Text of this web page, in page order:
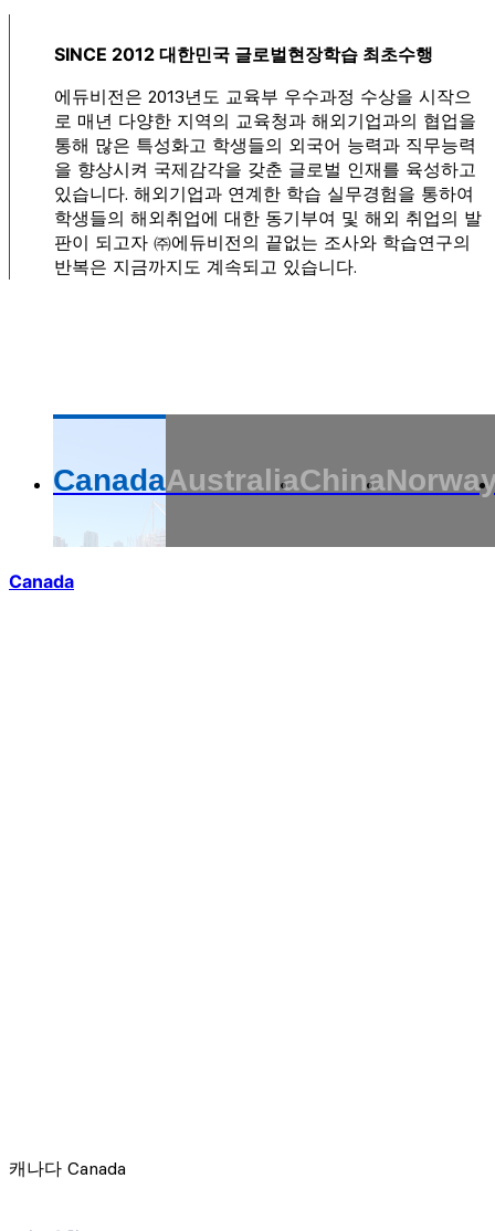
SINCE 2012 대한민국 글로벌현장학습 최초수행
에듀비전은 2013년도 교육부 우수과정 수상을 시작으
로 매년 다양한 지역의 교육청과 해외기업과의 협업을
통해 많은 특성화고 학생들의 외국어 능력과 직무능력
을 향상시켜 국제감각을 갖춘 글로벌 인재를 육성하고
있습니다. 해외기업과 연계한 학습 실무경험을 통하여
학생들의 해외취업에 대한 동기부여 및 해외 취업의 발
판이 되고자 ㈜에듀비전의 끝없는 조사와 학습연구의
반복은 지금까지도 계속되고 있습니다.
CanadaAustraliaChina
Canada
캐나다 Canada